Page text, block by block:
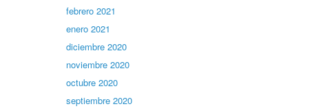
febrero 2021
enero 2021
diciembre 2020
noviembre 2020
octubre 2020
septiembre 2020